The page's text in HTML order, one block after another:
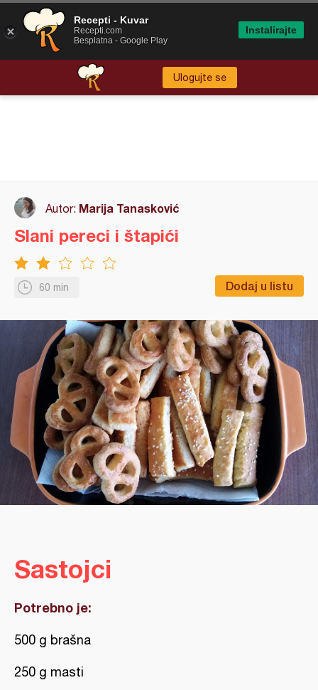
Ulogujte se
Autor: Marija Tanasković
60 min Dodaj u listu
Slani pereci i štapići
Sastojci
Potrebno je:
500 g brašna
250 g masti
Recepti - Kuvar
Recepti.com
Besplatna - Google Play
Instalirajte